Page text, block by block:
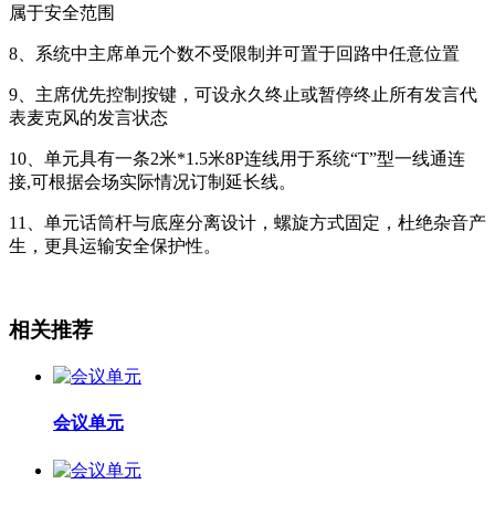
属于安全范围
8、系统中主席单元个数不受限制并可置于回路中任意位置
9、主席优先控制按键，可设永久终止或暂停终止所有发言代
表麦克风的发言状态
10、单元具有一条2米*1.5米8P连线用于系统“T”型一线通连
接,可根据会场实际情况订制延长线。
11、单元话筒杆与底座分离设计，螺旋方式固定，杜绝杂音产
生，更具运输安全保护性。
相关推荐
会议单元